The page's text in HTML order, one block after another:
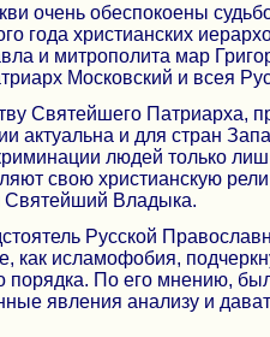
очень обеспокоены
года христианских
и митрополита мар
Московский и всея
Святейшего Патриарха,
актуальна и для стран
людей только
свою христианскую
Святейший Владыка.
Русской
как исламофобия,
По его мнению,
явления анализу и